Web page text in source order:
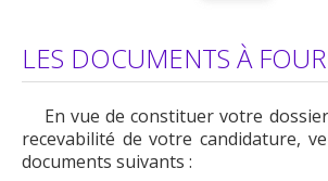
Proposer un logement à l'AIS
Travaux
Aides et primes
LES DOCUMENTS À
En vue de constituer votre
recevabilité de votre candidature,
documents suivants :